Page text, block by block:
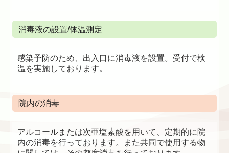
消毒液の設置/体温測定
感染予防のため、出入口に消毒液を設置。受付で検
温を実施しております。
院内の消毒
アルコールまたは次亜塩素酸を用いて、定期的に院
内の消毒を行っております。また共同で使用する物